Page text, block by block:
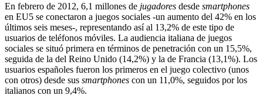
En febrero de 2012, 6,1 millones de jugadores desde smartphones
en EU5 se conectaron a juegos sociales -un aumento del 42% en los
últimos seis meses-, representando así al 13,2% de este tipo de
usuarios de teléfonos móviles. La audiencia italiana de juegos
sociales se situó primera en términos de penetración con un 15,5%,
seguida de la del Reino Unido (14,2%) y la de Francia (13,1%). Los
usuarios españoles fueron los primeros en el juego colectivo (unos
con otros) desde sus smartphones con un 11,0%, seguidos por los
italianos con un 9,4%.